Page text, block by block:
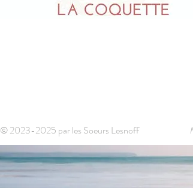
© 2023-2025 par les Soeurs Lesnoff